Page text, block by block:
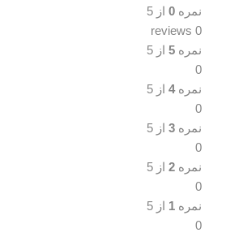
نمره 0 از 5
0 reviews
نمره 5 از 5
0
نمره4 از 5
0
نمره 3 از 5
0
نمره 2 از 5
0
نمره 1 از 5
0